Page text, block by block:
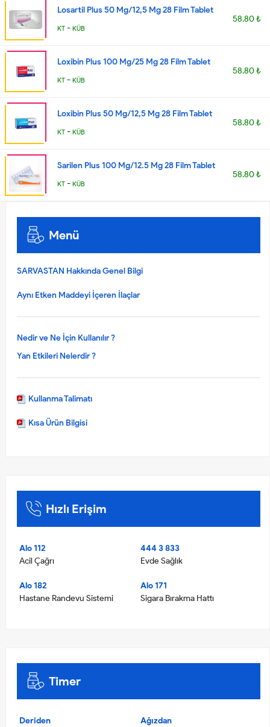
Losartil Plus 50 Mg/12,5 Mg 28 Film Tablet
KT - KÜB
58.80 ₺
Loxibin Plus 100 Mg/25 Mg 28 Film Tablet
KT - KÜB
58.80 ₺
Loxibin Plus 50 Mg/12,5 Mg 28 Film Tablet
KT - KÜB
58.80 ₺
Sarilen Plus 100 Mg/12.5 Mg 28 Film Tablet
KT - KÜB
58.80 ₺
Menü
SARVASTAN Hakkında Genel Bilgi
Aynı Etken Maddeyi İçeren İlaçlar
Nedir ve Ne İçin Kullanılır ?
Yan Etkileri Nelerdir ?
Kullanma Talimatı
Kısa Ürün Bilgisi
Hızlı Erişim
Alo 112
Acil Çağrı
444 3 833
Evde Sağlık
Alo 182
Hastane Randevu Sistemi
Alo 171
Sigara Bırakma Hattı
Timer
Deriden
Ağızdan